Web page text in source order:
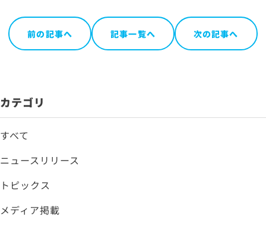
前の記事へ 記事一覧へ 次の記事へ
カテゴリ
すべて
ニュースリリース
トピックス
メディア掲載